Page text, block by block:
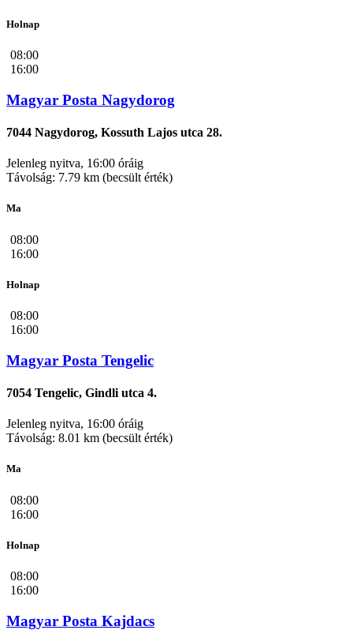
Holnap
08:00
16:00
Magyar Posta Nagydorog
7044 Nagydorog, Kossuth Lajos utca 28.
Jelenleg nyitva, 16:00 óráig
Távolság: 7.79 km (becsült érték)
Ma
08:00
16:00
Holnap
08:00
16:00
Magyar Posta Tengelic
7054 Tengelic, Gindli utca 4.
Jelenleg nyitva, 16:00 óráig
Távolság: 8.01 km (becsült érték)
Ma
08:00
16:00
Holnap
08:00
16:00
Magyar Posta Kajdacs